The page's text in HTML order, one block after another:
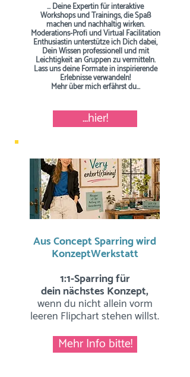
... Deine Expertin für interaktive
Workshops und Trainings, die Spaß
machen und nachhaltig wirken.
Moderations-Profi und Virtual Facilitation
Enthusiastin unterstütze ich Dich dabei,
Dein Wissen professionell und mit
Leichtigkeit an Gruppen zu vermitteln.
Lass uns deine Formate in inspirierende
Erlebnisse verwandeln!
Mehr über mich erfährst du...
...hier!
Aus Concept Sparring wird
KonzeptWerkstatt
1:1-Sparring für
dein nächstes Konzept,
wenn du nicht allein vorm
leeren Flipchart stehen willst.
Mehr Info bitte!